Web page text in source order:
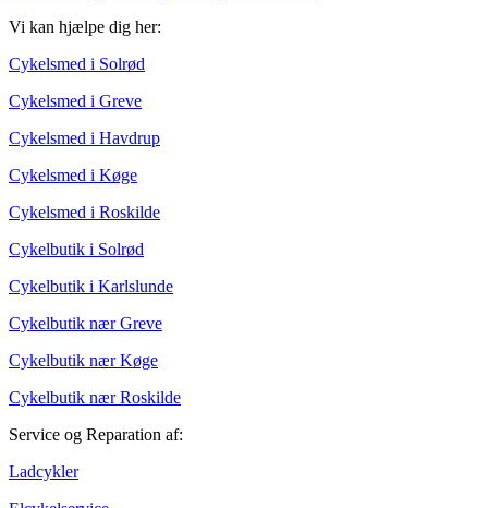
Vi kan hjælpe dig her:
Cykelsmed i Solrød
Cykelsmed i Greve
Cykelsmed i Havdrup
Cykelsmed i Køge
Cykelsmed i Roskilde
Cykelbutik i Solrød
Cykelbutik i Karlslunde
Cykelbutik nær Greve
Cykelbutik nær Køge
Cykelbutik nær Roskilde
Service og Reparation af:
Ladcykler